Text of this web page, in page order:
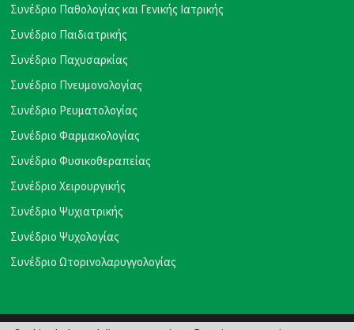
Συνέδριο Παθολογίας και Γενικής Ιατρικής
Συνέδριο Παιδιατρικής
Συνέδριο Παχυσαρκίας
Συνέδριο Πνευμονολογίας
Συνέδριο Ρευματολογίας
Συνέδριο Φαρμακολογίας
Συνέδριο Φυσικοθεραπείας
Συνέδριο Χειρουργικής
Συνέδριο Ψυχιατρικής
Συνέδριο Ψυχολογίας
Συνέδριο Ωτορινολαρυγγολογίας